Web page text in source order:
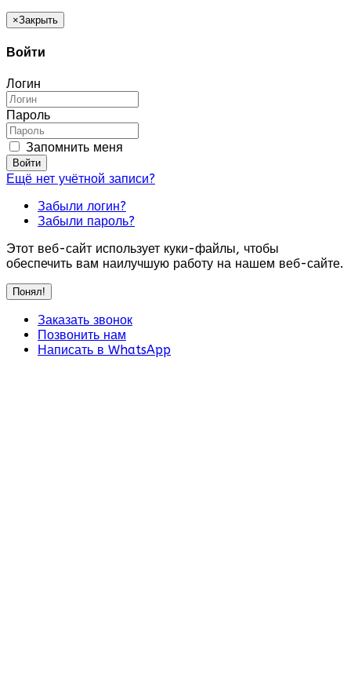
×Закрыть
Войти
Логин
Пароль
Запомнить меня
Войти
Ещё нет учётной записи?
Забыли логин?
Забыли пароль?
Этот веб-сайт использует куки-файлы, чтобы
обеспечить вам наилучшую работу на нашем веб-сайте.
Понял!
Заказать звонок
Позвонить нам
Написать в WhatsApp